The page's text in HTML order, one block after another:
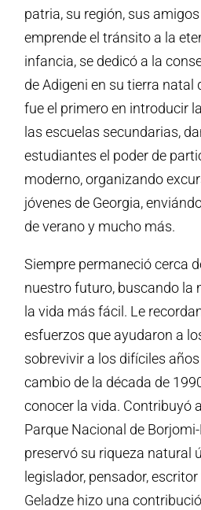
patria, su región, sus
emprende el tránsito a la
infancia, se dedicó a la
de Adigeni en su tierra natal
fue el primero en introducir
las escuelas secundarias,
estudiantes el poder de
moderno, organizando
jóvenes de Georgia,
de verano y mucho más.
Siempre permaneció cerca
nuestro futuro, buscando la
la vida más fácil. Le
esfuerzos que ayudaron a
sobrevivir a los difíciles
cambio de la década de
conocer la vida. Contribuyó
Parque Nacional de
preservó su riqueza natural
legislador, pensador,
Geladze hizo una